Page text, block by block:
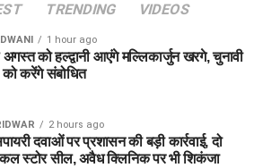
TRENDING VIDEOS
1 hour ago
को हल्द्वानी आएंगे मल्लिकार्जुन खरगे, चुनावी
को करेंगे संबोधित
2 hours ago
दवाओं पर प्रशासन की बड़ी कार्रवाई, दो
स्टोर सील, अवैध क्लिनिक पर भी शिकंजा